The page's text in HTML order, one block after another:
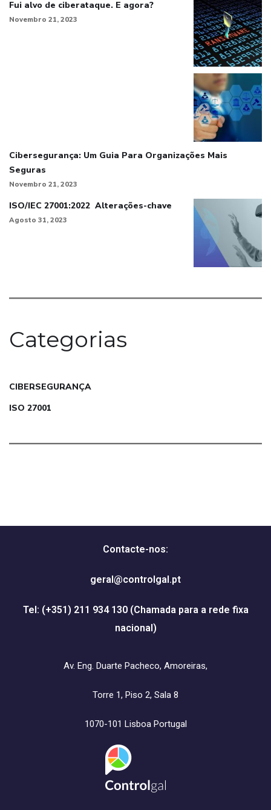
Fui alvo de ciberataque. E agora?
Novembro 21, 2023
Cibersegurança: Um Guia Para Organizações Mais
Seguras
Novembro 21, 2023
ISO/IEC 27001:2022 Alterações-chave
Agosto 31, 2023
Categorias
CIBERSEGURANÇA
ISO 27001
Contacte-nos:
geral@controlgal.pt
Tel: (+351) 211 934 130(Chamada para a rede fixa
nacional)
Av. Eng. Duarte Pacheco, Amoreiras,
Torre 1, Piso 2, Sala 8
1070-101 Lisboa Portugal